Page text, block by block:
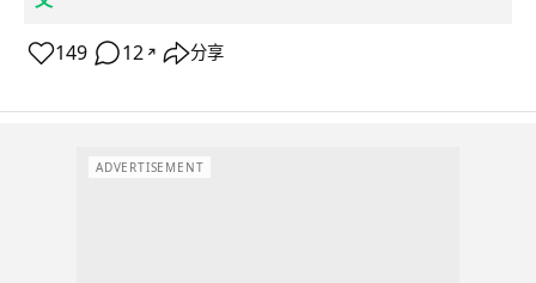
149 12 ↗ 分享
ADVERTISEMENT